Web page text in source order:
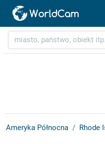
Ameryka Północna Rhode